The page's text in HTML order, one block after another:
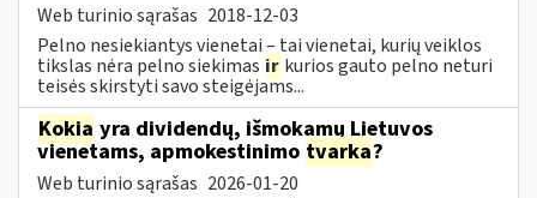
Web turinio sąrašas 2018-12-03
Pelno nesiekiantys vienetai – tai vienetai, kurių veiklos
tikslas nėra pelno siekimas ir kurios gauto pelno neturi
teisės skirstyti savo steigėjams...
Kokia yra dividendų, išmokamų Lietuvos
vienetams, apmokestinimo tvarka?
Web turinio sąrašas 2026-01-20